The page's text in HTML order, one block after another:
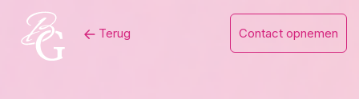
content
Terug Contact opnemen